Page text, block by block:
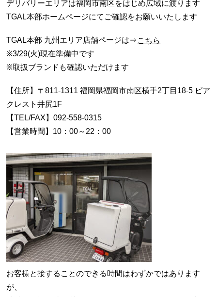
デリバリーエリアは福岡市南区をはじめ広域に渡ります
TGAL本部ホームページにてご確認をお願いいたします
TGAL本部 九州エリア店舗ページは⇒こちら
※3/29(火)現在準備中です
※取扱ブランドも確認いただけます
【住所】〒811-1311 福岡県福岡市南区横手2丁目18-5 ピア
クレスト井尻1F
【TEL/FAX】092-558-0315
【営業時間】10：00～22：00
お客様と接することのできる時間はわずかではあります
が、